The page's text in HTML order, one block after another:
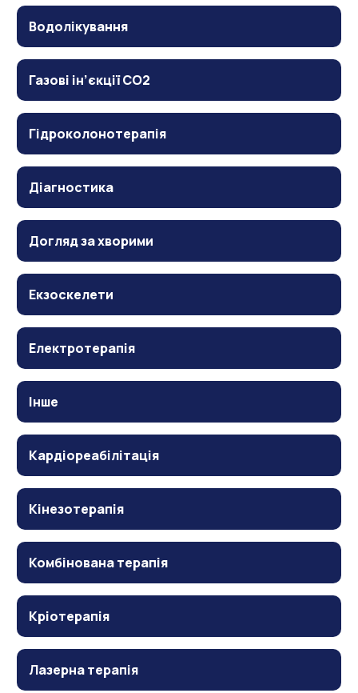
Водолікування
Газові ін’єкції CO2
Гідроколонотерапія
Діагностика
Догляд за хворими
Екзоскелети
Електротерапія
Інше
Кардіореабілітація
Кінезотерапія
Комбінована терапія
Кріотерапія
Лазерна терапія